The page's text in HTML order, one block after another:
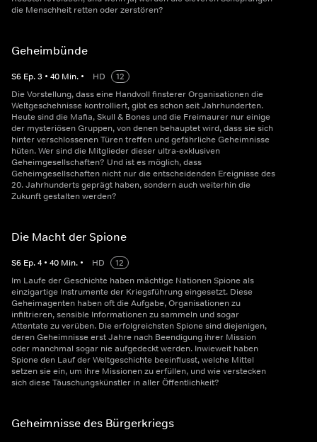
die Menschheit retten oder zerstören?
Geheimbünde
S6 Ep.3 • 40 Min. • HD
12
Die Vorstellung, dass eine Handvoll finsterer Organisationen die
Weltgeschehnisse kontrolliert, gibt es schon seit Jahrhunderten.
Heute sind die Mafia, Skull & Bones und die Freimaurer nur einige
der mysteriösen Gruppen, von denen behauptet wird, dass sie sich
hinter verschlossenen Türen treffen und gefährliche Geheimnisse
hüten. Wer sind die Mitglieder dieser ultra-exklusiven
Geheimgesellschaften? Und ist es möglich, dass
Geheimgesellschaften nicht nur die entscheidenden Ereignisse des
20. Jahrhunderts geprägt haben, sondern auch weiterhin die
Zukunft gestalten werden?
Die Macht der Spione
S6 Ep.4 • 40 Min. • HD
12
Im Laufe der Geschichte haben mächtige Nationen Spione als
einzigartige Instrumente der Kriegsführung eingesetzt. Diese
Geheimagenten haben oft die Aufgabe, Organisationen zu
infiltrieren, sensible Informationen zu sammeln und sogar
Attentate zu verüben. Die erfolgreichsten Spione sind diejenigen,
deren Geheimnisse erst Jahre nach Beendigung ihrer Mission
oder manchmal sogar nie aufgedeckt werden. Inwieweit haben
Spione den Lauf der Weltgeschichte beeinflusst, welche Mittel
setzen sie ein, um ihre Missionen zu erfüllen, und wie verstecken
sich diese Täuschungskünstler in aller Öffentlichkeit?
Geheimnisse des Bürgerkriegs